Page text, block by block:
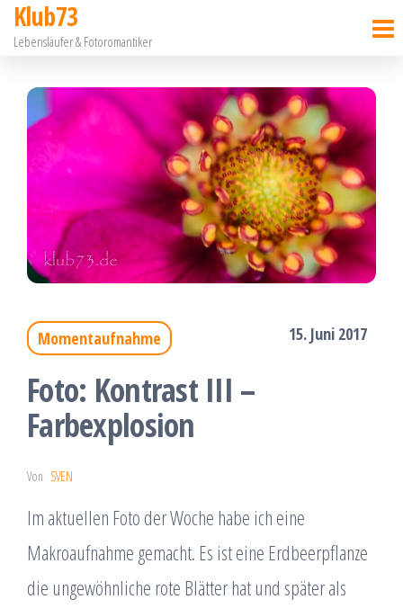
Zum
Inhalt
springen
Klub73
Lebensläufer & Fotoromantiker
Momentaufnahme 15. Juni 2017
Foto: Kontrast III –
Farbexplosion
Von SVEN
Im aktuellen Foto der Woche habe ich eine
Makroaufnahme gemacht. Es ist eine Erdbeerpflanze
die ungewöhnliche rote Blätter hat und später als